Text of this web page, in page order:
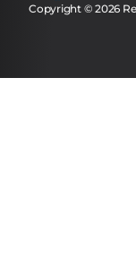
Copyright © 2026